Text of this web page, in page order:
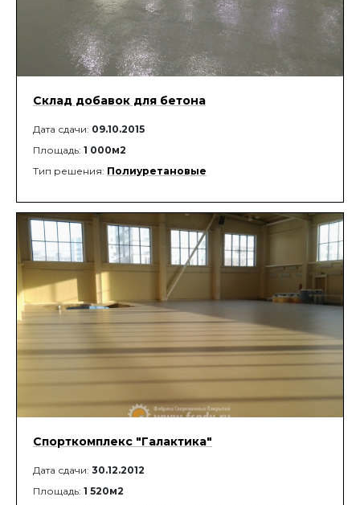
Склад добавок для бетона
Дата сдачи: 09.10.2015
Площадь: 1 000м2
Тип решения: Полиуретановые
Спорткомплекс "Галактика"
Дата сдачи: 30.12.2012
Площадь: 1 520м2